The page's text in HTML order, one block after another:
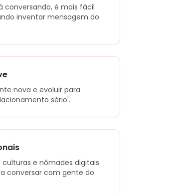
conversando, é mais fácil
inventar mensagem do
nova e evoluir para
sério'.
e nômades digitais
conversar com gente do